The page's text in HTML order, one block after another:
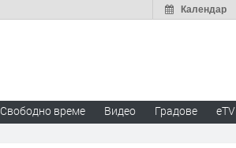
Календар
Свободно време Видео Градове eTV